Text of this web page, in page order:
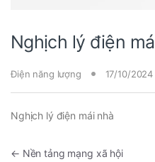
Nghịch lý điện
Điện năng lượng 17/10/2024
Nghịch lý điện mái nhà
← Nền tảng mạng xã hội